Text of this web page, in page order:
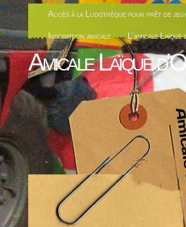
Accès à la Ludothèque pour prêt de
Inscription amicale L’amicale Laïque
Amicale Laïque